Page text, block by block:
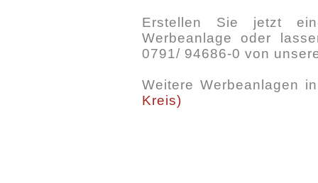
Erstellen Sie jetzt
Werbeanlage oder
0791/ 94686-0 von
Weitere Werbeanlagen
Kreis)